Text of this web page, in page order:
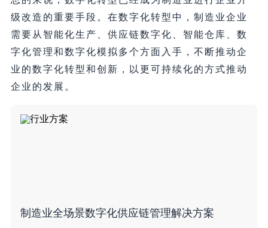
级改造的重要手段。在数字化转型中，制造业企业
需要从智能化生产、供应链数字化、智能仓库、数
字化管理和数字化模拟多个方面入手，不断推动企
业的数字化转型和创新，以更可持续化的方式推动
企业的发展。
制造业全场景数字化供应链管理解决方案